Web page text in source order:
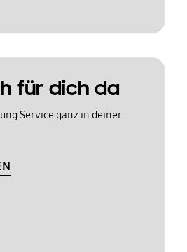
für dich da
Service ganz in deiner